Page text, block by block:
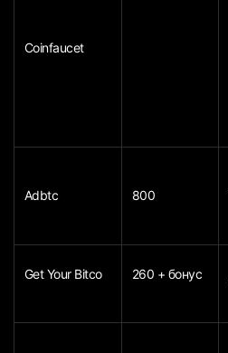
Coinfaucet
Adbtc 800
Get Your Bitco 260 + бонус